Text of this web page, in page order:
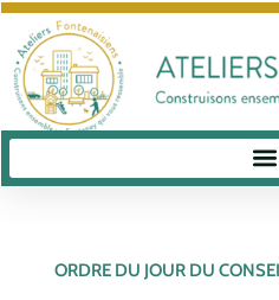
ORDRE DU JOUR DU